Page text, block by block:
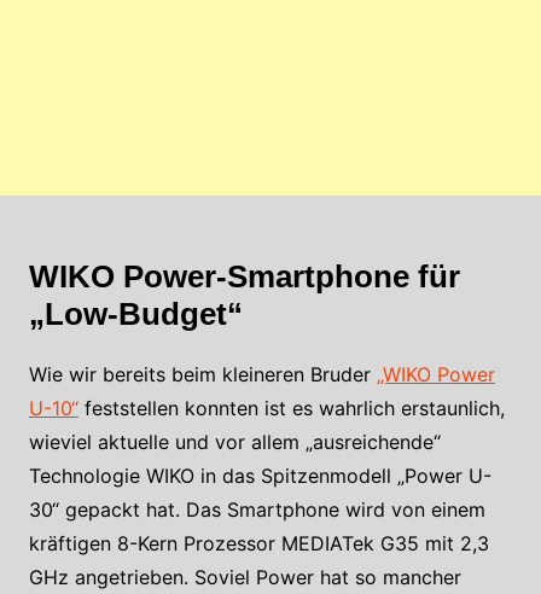
WIKO Power-Smartphone für
„Low-Budget“
Wie wir bereits beim kleineren Bruder „WIKO Power
U-10“feststellen konnten ist es wahrlich erstaunlich,
wieviel aktuelle und vor allem „ausreichende“
Technologie WIKO in das Spitzenmodell „Power U-
30“ gepackt hat. Das Smartphone wird von einem
kräftigen 8-Kern Prozessor MEDIATek G35 mit 2,3
GHz angetrieben. Soviel Power hat so mancher